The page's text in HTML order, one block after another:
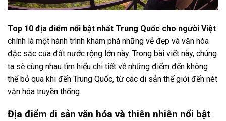
Top 10 địa điểm nổi bật nhất Trung Quốc cho người Việt
chính là một hành trình khám phá những vẻ đẹp và văn hóa
đặc sắc của đất nước rộng lớn này. Trong bài viết này, chúng
ta sẽ cùng nhau tìm hiểu chi tiết về những điểm đến không
thể bỏ qua khi đến Trung Quốc, từ các di sản thế giới đến nét
văn hóa truyền thống.
Địa điểm di sản văn hóa và thiên nhiên nổi bật